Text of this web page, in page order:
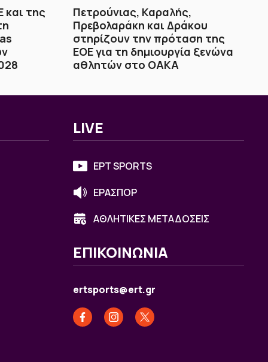
και της
Πετρούνιας, Καραλής,
Πρεβολαράκη και Δράκου
στηρίζουν την πρόταση της
ΕΟΕ για τη δημιουργία ξενώνα
αθλητών στο ΟΑΚΑ
LIVE
ΕΡΤ SPORTS
ΕΡΑΣΠΟΡ
ΑΘΛΗΤΙΚΕΣ ΜΕΤΑΔΟΣΕΙΣ
ΕΠΙΚΟΙΝΩΝΙΑ
ertsports@ert.gr